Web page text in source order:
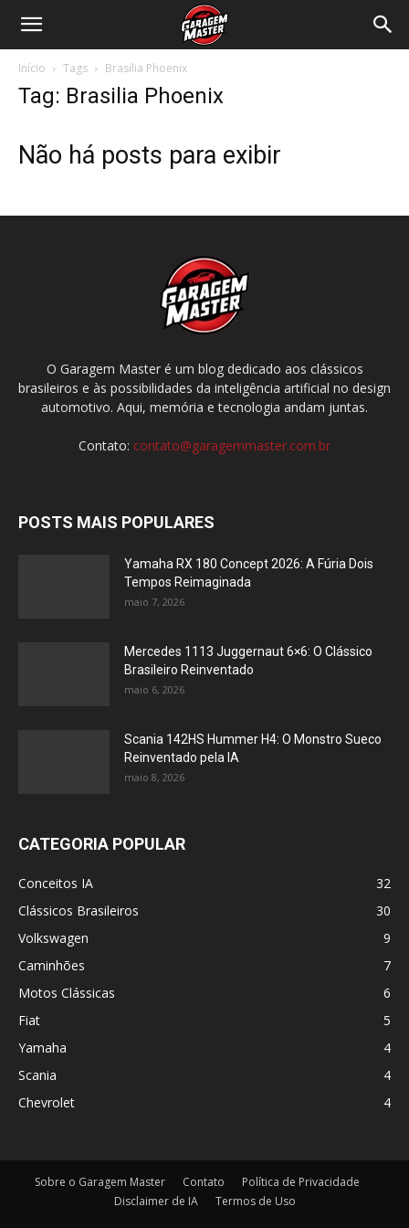
Garagem
Início Tags Brasilia Phoenix
Tag: Brasilia Phoenix
Não há posts para exibir
O Garagem Master é um blog dedicado aos clássicos
brasileiros e às possibilidades da inteligência artificial no design
automotivo. Aqui, memória e tecnologia andam juntas.
Contato: contato@garagemmaster.com.br
POSTS MAIS POPULARES
Yamaha RX 180 Concept 2026: A Fúria Dois
Tempos Reimaginada
maio 7, 2026
Mercedes 1113 Juggernaut 6×6: O Clássico
Brasileiro Reinventado
maio 6, 2026
Scania 142HS Hummer H4: O Monstro Sueco
Reinventado pela IA
maio 8, 2026
CATEGORIA POPULAR
Conceitos IA
32
Clássicos Brasileiros
30
Volkswagen
9
Caminhões
7
Motos Clássicas
6
Fiat
5
Yamaha
4
Scania
4
Chevrolet
4
Sobre o Garagem Master Contato
Política de Privacidade
Disclaimer de IA
Termos de Uso